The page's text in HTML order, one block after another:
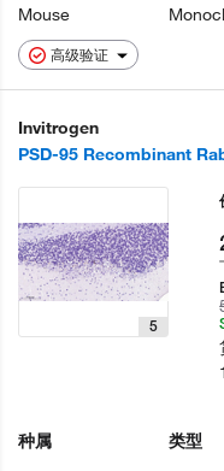
高级验证
Mouse
Invitrogen
PSD-95 Recombinant
5
种属
类型